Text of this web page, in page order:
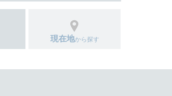
現在地から探す